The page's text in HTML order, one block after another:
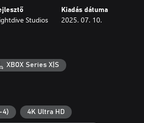
Studios
Kiadás dátuma
2025. 07. 10.
XBOX Series X|S
4) 4K Ultra HD